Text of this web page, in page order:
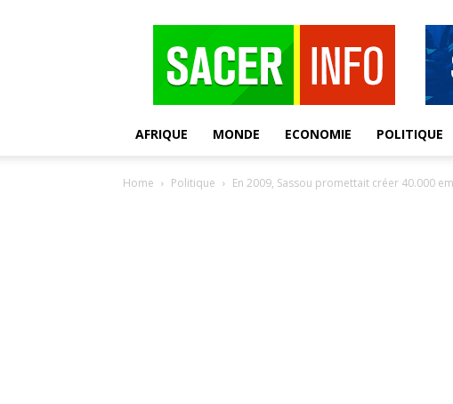
AFRIQUE MONDE ECONOMIE POLITIQUE
Home Politique En 2009, Sassou promettait créer 40.000